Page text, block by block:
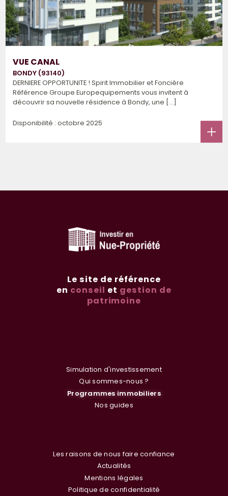
VUE CANAL
BONDY (93140)
DERNIERE OPPORTUNITE ! Spirit Immobilier et Foncière
Référence Groupe Europequipements vous invitent à
découvrir sa nouvelle résidence à Bondy, une [...]
Disponibilité : octobre 2025
Le site de référence
en conseil et gestion de
patrimoine
Simulation d'investissement
Qui sommes-nous ?
Programmes immobiliers
Nos guides
Les raisons de nous faire confiance
Actualités
Mentions légales
Politique de confidentialité